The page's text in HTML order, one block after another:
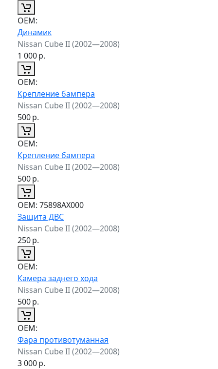
ОЕМ:
Динамик
Nissan Cube II (2002—2008)
1 000р.
ОЕМ:
Крепление бампера
Nissan Cube II (2002—2008)
500р.
ОЕМ:
Крепление бампера
Nissan Cube II (2002—2008)
500р.
ОЕМ: 75898AX000
Защита ДВС
Nissan Cube II (2002—2008)
250р.
ОЕМ:
Камера заднего хода
Nissan Cube II (2002—2008)
500р.
ОЕМ:
Фара противотуманная
Nissan Cube II (2002—2008)
3 000р.